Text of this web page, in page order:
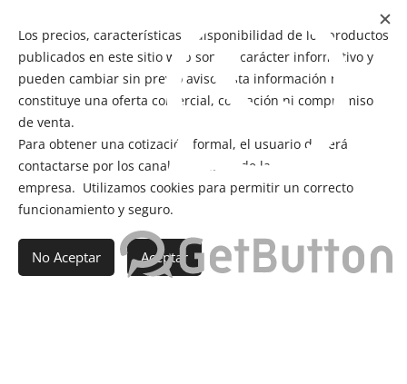
Los precios, características y disponibilidad de los productos
publicados en este sitio web son de carácter informativo y
pueden cambiar sin previo aviso. Esta información no
constituye una oferta comercial, cotización ni compromiso
de venta.
Para obtener una cotización formal, el usuario deberá
contactarse por los canales oficiales de la
empresa. Utilizamos cookies para permitir un correcto
funcionamiento y seguro.
No Aceptar Aceptar